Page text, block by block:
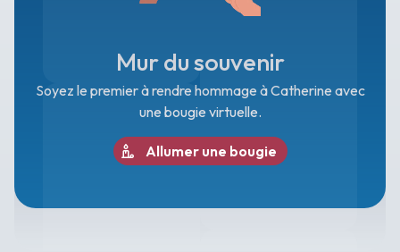
Mur du souvenir
Soyez le premier à rendre hommage à Catherine avec
une bougie virtuelle.
Allumer une bougie